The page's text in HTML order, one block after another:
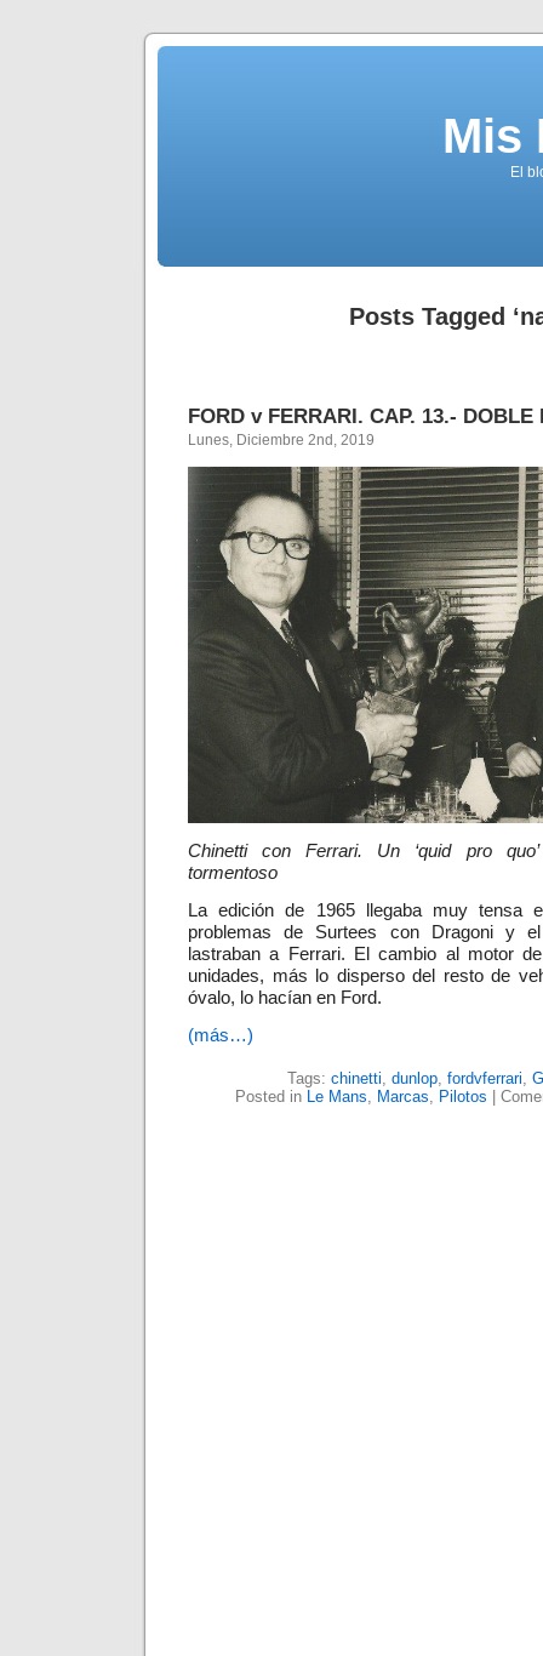
Mis
El
Posts Tagged
FORD v FERRARI. CAP. 13.- DOBLE
Lunes, Diciembre 2nd, 2019
Chinetti con Ferrari. Un ‘quid pro
tormentoso
La edición de 1965 llegaba muy tensa
problemas de Surtees con Dragoni y
lastraban a Ferrari. El cambio al motor
unidades, más lo disperso del resto de
óvalo, lo hacían en Ford.
(más…)
Tags: chinetti dunlop, fordvferrari
Posted in Le Mans Marcas Pilotos |